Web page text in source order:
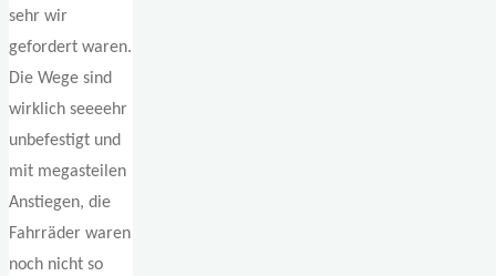
sehr wir
gefordert waren.
Die Wege sind
wirklich seeeehr
unbefestigt und
mit megasteilen
Anstiegen, die
Fahrräder waren
noch nicht so